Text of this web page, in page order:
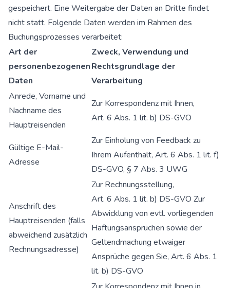
gespeichert. Eine Weitergabe der Daten an Dritte findet
nicht statt. Folgende Daten werden im Rahmen des
Buchungsprozesses verarbeitet:
Art der
personenbezogenen
Daten
Zweck, Verwendung und
Rechtsgrundlage der
Verarbeitung
Anrede, Vorname und
Nachname des
Hauptreisenden
Zur Korrespondenz mit Ihnen,
Art. 6 Abs. 1 lit. b) DS-GVO
Gültige E-Mail-
Adresse
Zur Einholung von Feedback zu
Ihrem Aufenthalt, Art. 6 Abs. 1 lit. f)
DS-GVO, § 7 Abs. 3 UWG
Anschrift des
Hauptreisenden (falls
abweichend zusätzlich
Rechnungsadresse)
Zur Rechnungsstellung,
Art. 6 Abs. 1 lit. b) DS-GVO Zur
Abwicklung von evtl. vorliegenden
Haftungsansprüchen sowie der
Geltendmachung etwaiger
Ansprüche gegen Sie, Art. 6 Abs. 1
lit. b) DS-GVO